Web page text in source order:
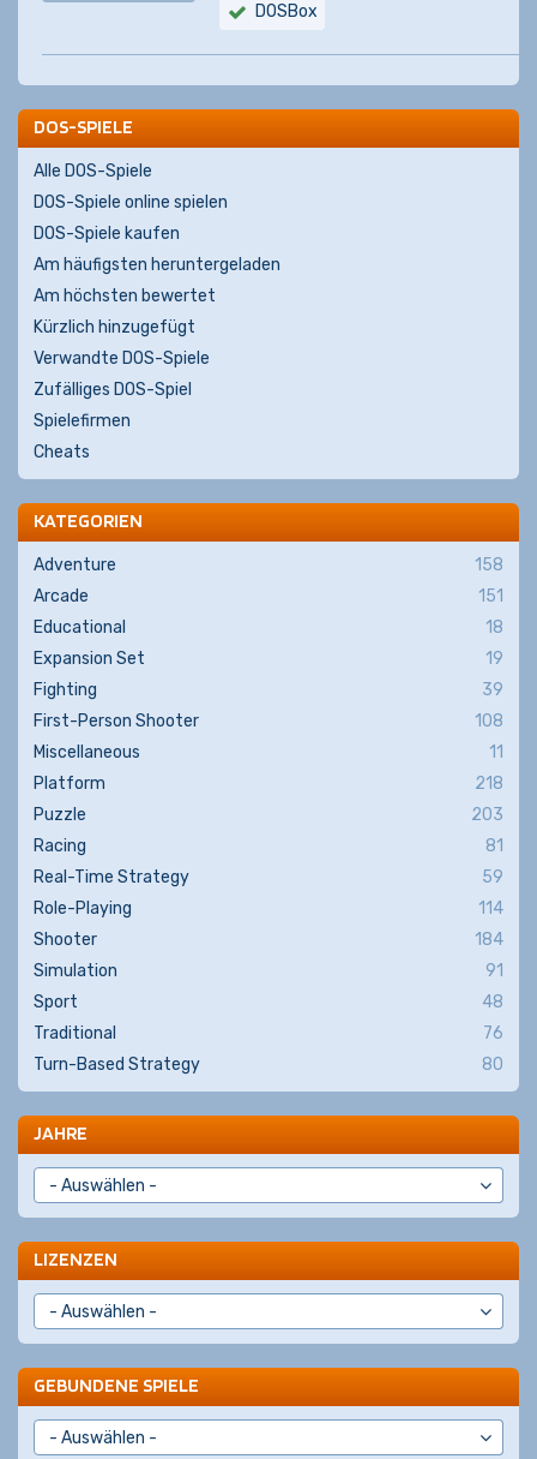
DOSBox
DOS-SPIELE
Alle DOS-Spiele
DOS-Spiele online spielen
DOS-Spiele kaufen
Am häufigsten heruntergeladen
Am höchsten bewertet
Kürzlich hinzugefügt
Verwandte DOS-Spiele
Zufälliges DOS-Spiel
Spielefirmen
Cheats
KATEGORIEN
Adventure
158
Arcade
151
Educational
18
Expansion Set
19
Fighting
39
First-Person Shooter
108
Miscellaneous
11
Platform
218
Puzzle
203
Racing
81
Real-Time Strategy
59
Role-Playing
114
Shooter
184
Simulation
91
Sport
48
Traditional
76
Turn-Based Strategy
80
JAHRE
LIZENZEN
GEBUNDENE SPIELE